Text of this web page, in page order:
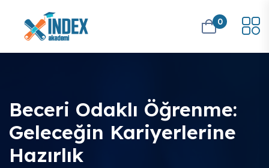
0
Beceri Odaklı Öğrenme:
Geleceğin Kariyerlerine
Hazırlık